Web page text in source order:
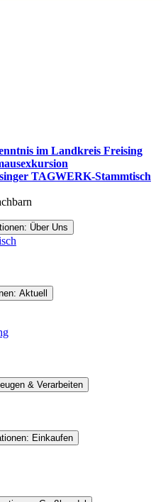
im Landkreis Freising
TAGWERK-Stammtisch
Über Uns
Aktuell
& Verarbeiten
Einkaufen